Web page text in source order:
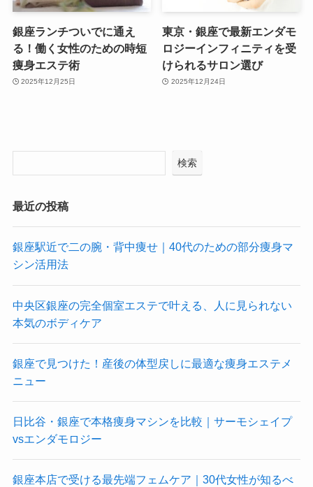
銀座ランチついでに通え
る！働く女性のための時短
痩身エステ術
2025年12月25日
東京・銀座で最新エンダモ
ロジーインフィニティを受
けられるサロン選び
2025年12月24日
検索
最近の投稿
銀座駅近で二の腕・背中痩せ｜40代のための部分痩身マ
シン活用法
中央区銀座の完全個室エステで叶える、人に見られない
本気のボディケア
銀座で見つけた！産後の体型戻しに最適な痩身エステメ
ニュー
日比谷・銀座で本格痩身マシンを比較｜サーモシェイプ
vsエンダモロジー
銀座本店で受ける最先端フェムケア｜30代女性が知るべ